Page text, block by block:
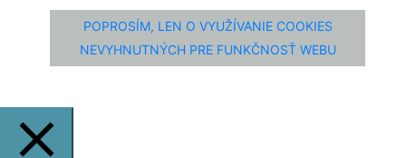
POPROSÍM, LEN O VYUŽÍVANIE COOKIES
NEVYHNUTNÝCH PRE FUNKČNOSŤ WEBU